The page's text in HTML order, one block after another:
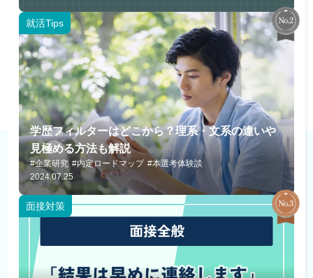
就活Tips
学歴フィルターはどこから？理系・文系の違いや
見極める方法も解説
#企業研究 #内定ロードマップ #本選考体験談
2024.07.25
面接対策